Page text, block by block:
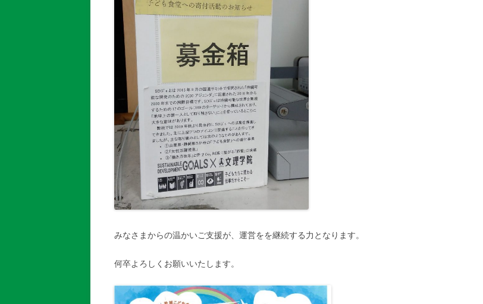
みなさまからの温かいご支援が、運営をを継続する力となります。
何卒よろしくお願いいたします。